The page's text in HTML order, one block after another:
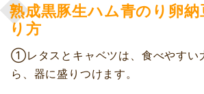
熟成黒豚生ハム青のり卵
り方
①レタスとキャベツは、食べやすい
ら、器に盛りつけます。